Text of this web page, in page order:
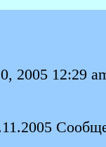
2005 12:29